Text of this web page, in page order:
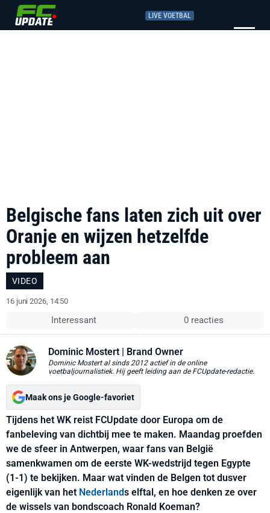
LIVE VOETBAL
Belgische fans laten zich uit over
Oranje en wijzen hetzelfde
probleem aan
VIDEO
16 juni 2026, 14:50
Interessant 0 reacties
Dominic Mostert | Brand Owner
Dominic Mostert al sinds 2012 actief in de online
voetbaljournalistiek. Hij geeft leiding aan de FCUpdate-redactie.
Maak ons je Google-favoriet
Tijdens het WK reist FCUpdate door Europa om de
fanbeleving van dichtbij mee te maken. Maandag proefden
we de sfeer in Antwerpen, waar fans van België
samenkwamen om de eerste WK-wedstrijd tegen Egypte
(1-1) te bekijken. Maar wat vinden de Belgen tot dusver
eigenlijk van het Nederlands elftal, en hoe denken ze over
de wissels van bondscoach Ronald Koeman?